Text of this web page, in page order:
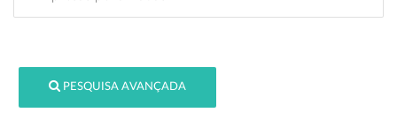
PESQUISA AVANÇADA